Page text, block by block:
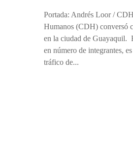
Portada: Andrés Loor /
Humanos (CDH) conversó
en la ciudad de Guayaquil.
en número de integrantes,
tráfico de...